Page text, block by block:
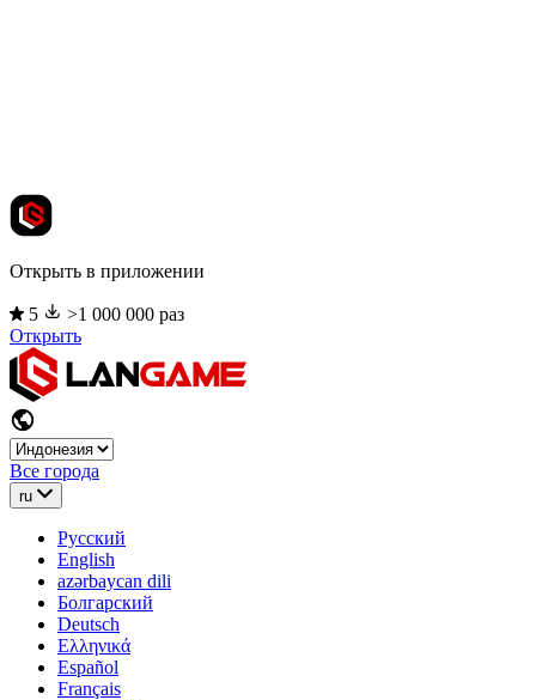
Открыть в приложении
5
>1 000 000 раз
Открыть
Все города
ru
Русский
English
azərbaycan dili
Болгарский
Deutsch
Ελληνικά
Español
Français